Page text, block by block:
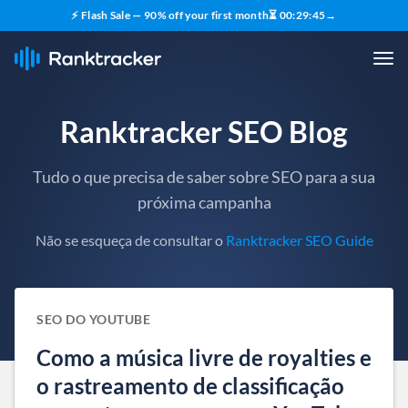
⚡ Flash Sale — 90% off your first month⏳ 00:29:44→
Ranktracker SEO Blog
Tudo o que precisa de saber sobre SEO para a sua
próxima campanha
Não se esqueça de consultar o Ranktracker SEO Guide
SEO DO YOUTUBE
Como a música livre de royalties e
o rastreamento de classificação